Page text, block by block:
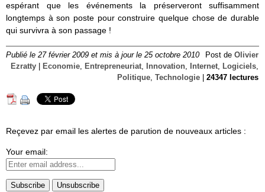
espérant que les événements la préserveront suffisamment
longtemps à son poste pour construire quelque chose de durable
qui survivra à son passage !
Publié le 27 février 2009 et mis à jour le 25 octobre 2010 Post de Olivier
Ezratty
Economie, Entrepreneuriat, Innovation, Internet, Logiciels,
Politique, Technologie 24347 lectures
Reçevez par email les alertes de parution de nouveaux articles :
Your email: